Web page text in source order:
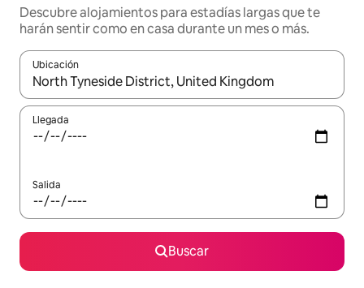
Descubre alojamientos para estadías largas que te
harán sentir como en casa durante un mes o más.
Ubicación
Cuando los resultados estén disponibles, navega con las
Llegada
Salida
Buscar